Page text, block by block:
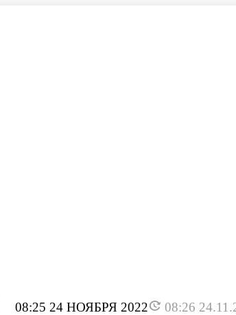
08:25 24 НОЯБРЯ 2022 08:26